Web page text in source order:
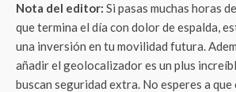
Nota del editor: Si pasas muchas horas
que termina el día con dolor de espalda,
una inversión en tu movilidad futura.
añadir el geolocalizador es un plus
buscan seguridad extra. No esperes a